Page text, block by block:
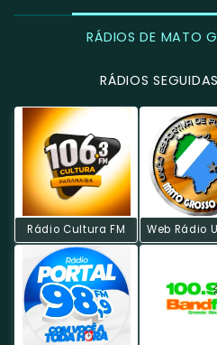
RÁDIOS DE MATO
RÁDIOS SEGUIDAS
Rádio Cultura FM Web Rádio